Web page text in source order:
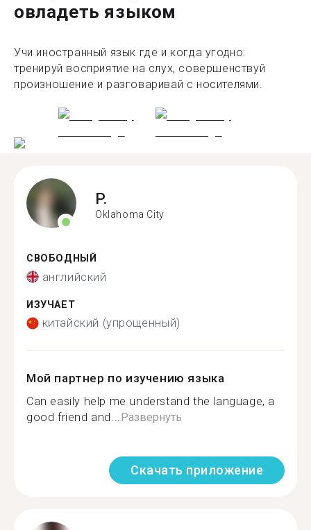
овладеть языком
Учи иностранный язык где и когда угодно:
тренируй восприятие на слух, совершенствуй
произношение и разговаривай с носителями.
P.
Oklahoma City
СВОБОДНЫЙ
английский
ИЗУЧАЕТ
китайский (упрощенный)
Мой партнер по изучению языка
Can easily help me understand the language, a
good friend and...Развернуть
Скачать приложение